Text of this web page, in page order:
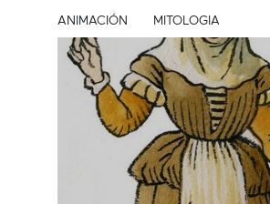
ANIMACIÓN MITOLOGIA